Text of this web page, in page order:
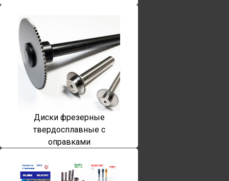
Диски фрезерные
твердосплавные с
оправками